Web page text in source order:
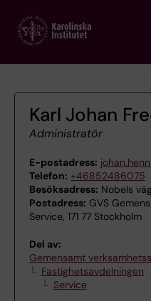
main
Karl Johan
Administratör
E-postadress:
Telefon: +46852486075
Besöksadress: Nobels
Postadress: GVS
Service, 171 77 Stockholm
Del av:
Gemensamt
Fastighetsavdelningen
Service